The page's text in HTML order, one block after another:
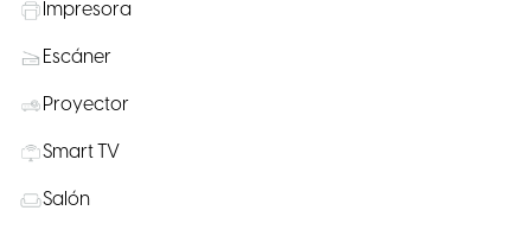
Impresora
Escáner
Proyector
Smart TV
Salón